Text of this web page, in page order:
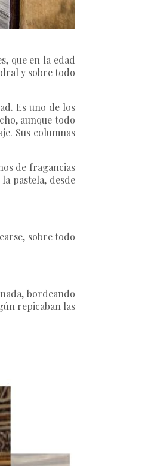
que en la edad
y sobre todo
Es uno de los
aunque todo
Sus columnas
de fragancias
pastela, desde
sobre todo
bordeando
repicaban las